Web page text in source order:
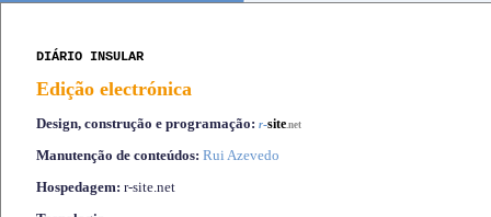
DIÁRIO INSULAR
Edição electrónica
Design, construção e programação: r-site.net
Manutenção de conteúdos: Rui Azevedo
Hospedagem: r-site.net